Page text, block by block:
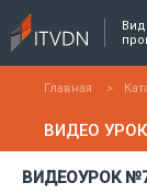
Главная >
ВИДЕО
ВИДЕОУРОК